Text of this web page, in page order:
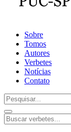
Sobre
Tomos
Autores
Verbetes
Notícias
Contato